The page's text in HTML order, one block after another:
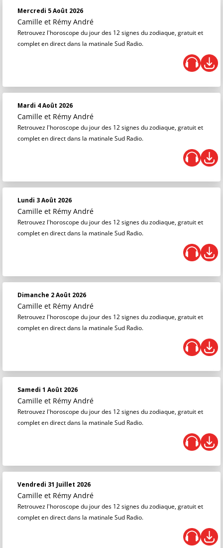
Mercredi 5 Août 2026
Camille et Rémy André
Retrouvez l'horoscope du jour des 12 signes du zodiaque, gratuit et
complet en direct dans la matinale Sud Radio.
Mardi 4 Août 2026
Camille et Rémy André
Retrouvez l'horoscope du jour des 12 signes du zodiaque, gratuit et
complet en direct dans la matinale Sud Radio.
Lundi 3 Août 2026
Camille et Rémy André
Retrouvez l'horoscope du jour des 12 signes du zodiaque, gratuit et
complet en direct dans la matinale Sud Radio.
Dimanche 2 Août 2026
Camille et Rémy André
Retrouvez l'horoscope du jour des 12 signes du zodiaque, gratuit et
complet en direct dans la matinale Sud Radio.
Samedi 1 Août 2026
Camille et Rémy André
Retrouvez l'horoscope du jour des 12 signes du zodiaque, gratuit et
complet en direct dans la matinale Sud Radio.
Vendredi 31 Juillet 2026
Camille et Rémy André
Retrouvez l'horoscope du jour des 12 signes du zodiaque, gratuit et
complet en direct dans la matinale Sud Radio.